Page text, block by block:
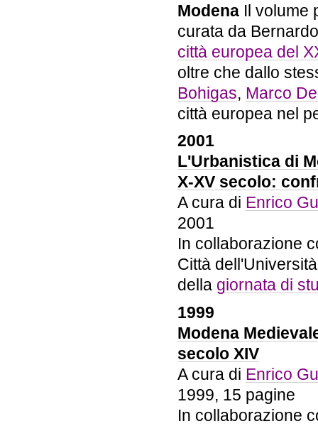
ModenaIl volume
curata da
città europea del
oltre che dallo
Bohigas, Marco
città europea nel
2001
L'Urbanistica di
X-XV secolo:
A cura di Enrico
2001
In collaborazione
Città
della giornata di
1999
Modena
secolo XIV
A cura di Enrico
1999, 15 pagine
In collaborazione